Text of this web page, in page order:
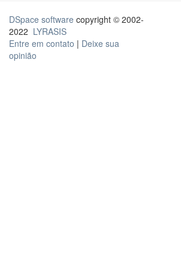
DSpace software copyright © 2002-
2022 LYRASIS
Entre em contato | Deixe sua
opinião